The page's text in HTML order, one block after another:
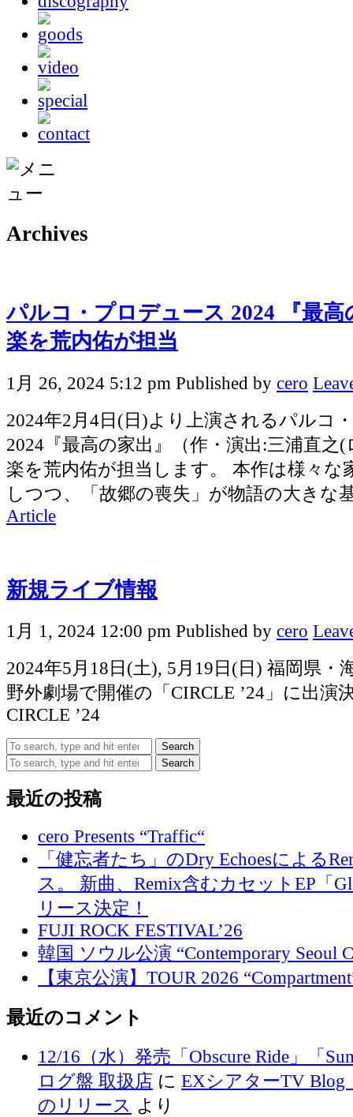
Archives
パルコ・プロデュース 2024 『最高
楽を荒内佑が担当
1月 26, 2024 5:12 pm Published by cero
2024年2月4日(日)より上演されるパルコ
2024『最高の家出』（作・演出:三浦直之
楽を荒内佑が担当します。 本作は様々な
しつつ、「故郷の喪失」が物語の大きな
Article
新規ライブ情報
1月 1, 2024 12:00 pm Published by cero
2024年5月18日(土), 5月19日(日) 福岡県・
野外劇場で開催の「CIRCLE ’24」に出演
CIRCLE ’24
Search
Search
最近の投稿
cero Presents “Traffic“
「健忘者たち」のDry Echoesによる
ス。 新曲、Remix含むカセットEP「
リース決定！
FUJI ROCK FESTIVAL’26
韓国 ソウル公演 “Contemporary Seoul
【東京公演】TOUR 2026
最近のコメント
12/16（水）発売「Obscure Ride」「
ログ盤 取扱店 に EXシアターTV Blog
のリリース より